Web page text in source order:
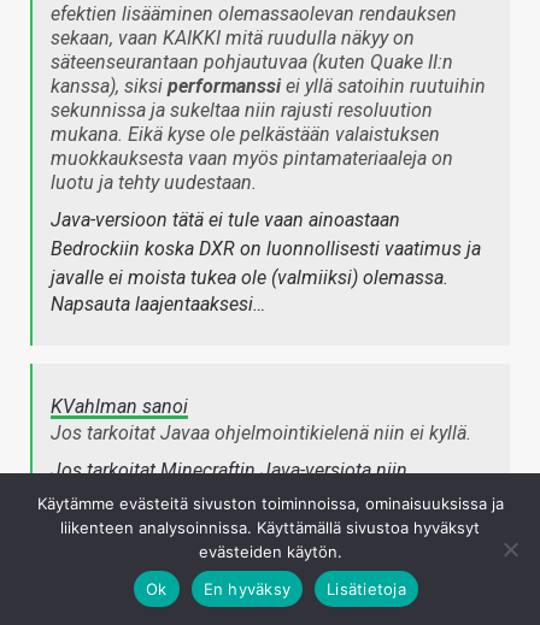
efektien lisääminen olemassaolevan rendauksen
sekaan, vaan KAIKKI mitä ruudulla näkyy on
säteenseurantaan pohjautuvaa (kuten Quake II:n
kanssa), siksi performanssiei yllä satoihin ruutuihin
sekunnissa ja sukeltaa niin rajusti resoluution
mukana. Eikä kyse ole pelkästään valaistuksen
muokkauksesta vaan myös pintamateriaaleja on
luotu ja tehty uudestaan.
Java-versioon tätä ei tule vaan ainoastaan
Bedrockiin koska DXR on luonnollisesti vaatimus ja
javalle ei moista tukea ole (valmiiksi) olemassa.
Napsauta laajentaaksesi…
KVahlman sanoi
Jos tarkoitat Javaa ohjelmointikielenä niin ei kyllä.
Jos tarkoitat Minecraftin Java-versiota niin
ilmeisesti siinä on kyllä säikeistystä käytössä mutta
silti yksi "pääsäie" joka käytännössä määrää
Napsauta laajentaaksesi…
Käytämme evästeitä sivuston toiminnoissa, ominaisuuksissa ja
liikenteen analysoinnissa. Käyttämällä sivustoa hyväksyt
evästeiden käytön.
Ok
En hyväksy Lisätietoja